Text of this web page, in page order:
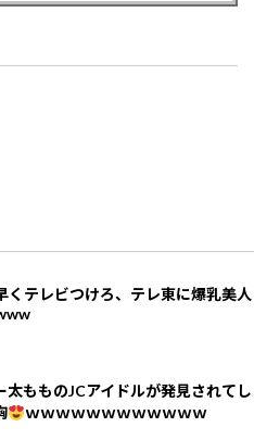
くテレビつけろ、テレ東に爆乳美人
太もものJCアイドルが発見されてし
ｗｗｗｗｗｗｗｗｗｗｗｗ